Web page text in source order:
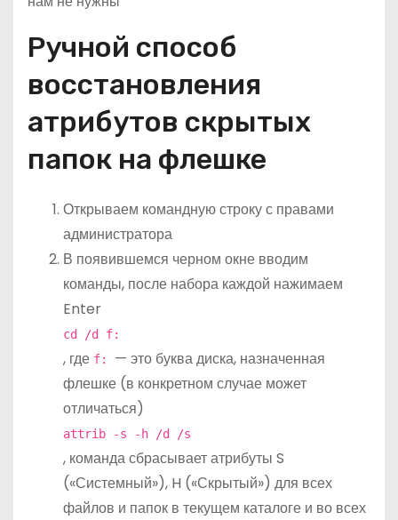
Ручной способ
восстановления
атрибутов скрытых
папок на флешке
Открываем командную строку с правами
администратора
В появившемся черном окне вводим
команды, после набора каждой нажимаем
Enter
cd /d f:
, где f: — это буква диска, назначенная
флешке (в конкретном случае может
отличаться)
attrib -s -h /d /s
, команда сбрасывает атрибуты S
(«Системный»), H («Скрытый») для всех
файлов и папок в текущем каталоге и во всех